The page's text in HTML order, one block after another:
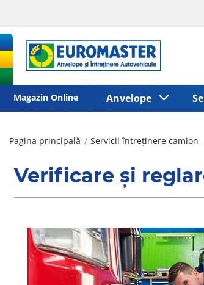
Magazin Online Anvelope
Pagina principală Servicii întreținere camion
Verificare și